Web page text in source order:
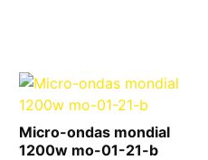
Micro-ondas mondial
1200w mo-01-21-b